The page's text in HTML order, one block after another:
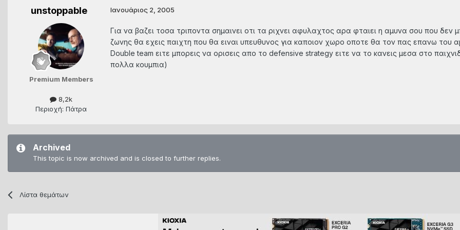
unstoppable
Premium Members
8,2k
Περιοχή: Πάτρα
Ιανουάριος 2, 2005
Για να βαζει τοσα τριποντα σημαινει οτι τα ριχνει αφυλαχτος αρα φταιει η αμυνα σου που
ζωνης θα εχεις παιχτη που θα ειναι υπευθυνος για καποιον χωρο οποτε θα τον πας επανω του
Double team ειτε μπορεις να ορισεις απο τo defensive strategy ειτε να το κανεις μεσα στο
πολλα κουμπια)
Archived
This topic is now archived and is closed to further replies.
Λίστα θεμάτων